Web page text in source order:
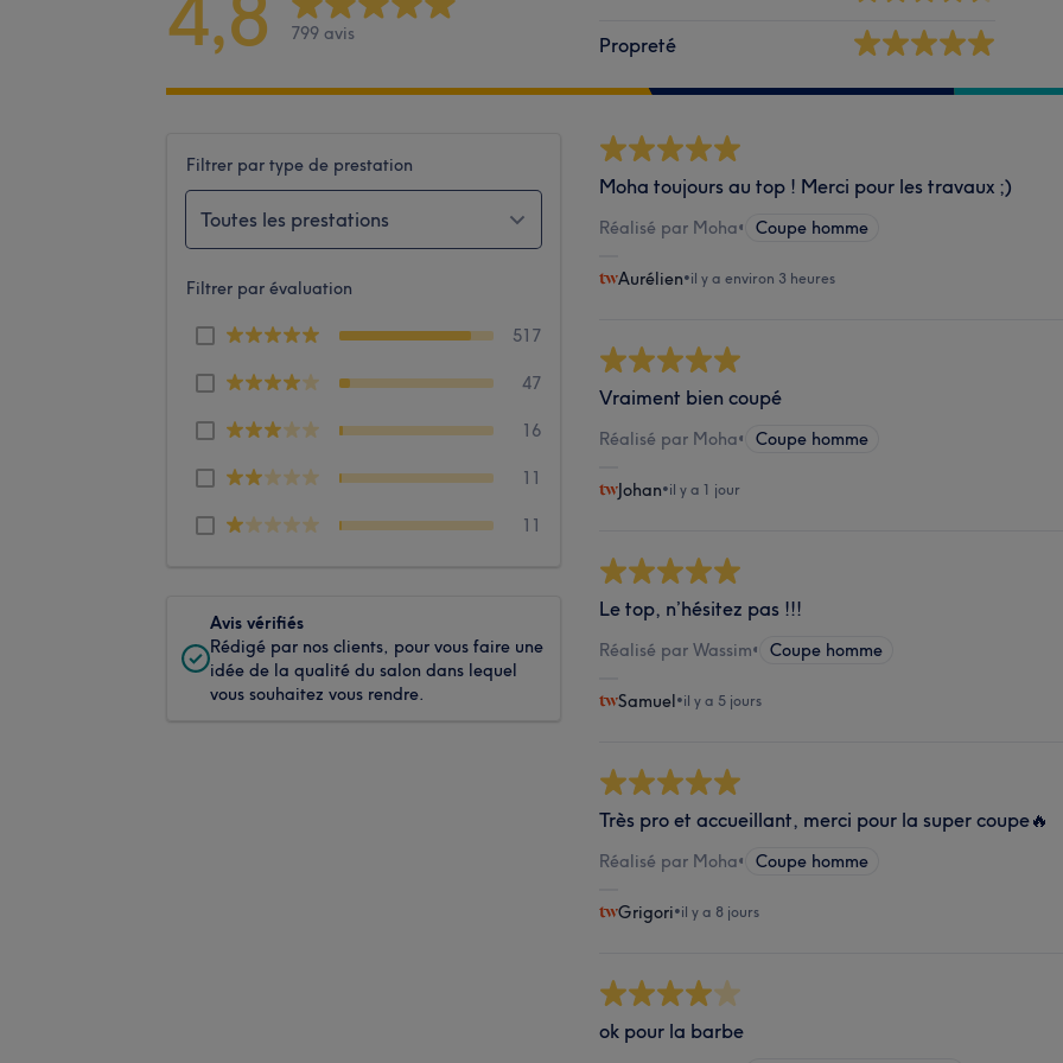
799 avis Propreté
Filtrer par type de prestation
Toutes les prestations
Filtrer par évaluation
517
47
16
11
11
Avis vérifiés
Rédigé par nos clients, pour vous faire une
idée de la qualité du salon dans lequel
vous souhaitez vous rendre.
Moha toujours au top ! Merci pour les travaux ;)
Réalisé par Moha• Coupe homme
Aurélien•il y a environ 3 heures
Vraiment bien coupé
Réalisé par Moha• Coupe homme
Johan•il y a 1 jour
Le top, n’hésitez pas !!!
Réalisé par Wassim• Coupe homme
Samuel•il y a 5 jours
Très pro et accueillant, merci pour la super coupe🔥
Réalisé par Moha• Coupe homme
Grigori•il y a 8 jours
ok pour la barbe